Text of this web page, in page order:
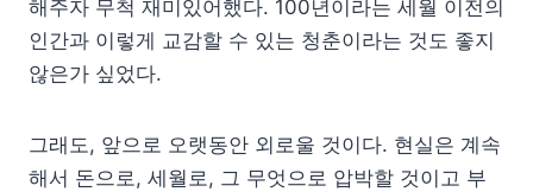
해주자 무척 재미있어했다. 100년이라는 세월 이전의
인간과 이렇게 교감할 수 있는 청춘이라는 것도 좋지
않은가 싶었다.
그래도, 앞으로 오랫동안 외로울 것이다. 현실은 계속
해서 돈으로, 세월로, 그 무엇으로 압박할 것이고 부